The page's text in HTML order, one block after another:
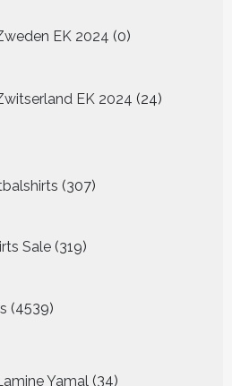
EK 2024 0
producten
EK 2024 24
producten
307
producten
Sale 319
319
4539
producten
Yamal 34